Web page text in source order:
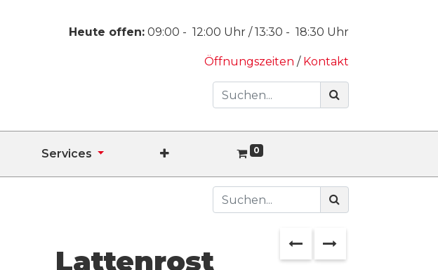
Heute offen: 09:00 - 12:00 Uhr /13:30 - 18:30 Uhr
Öffnungszeiten / Kontakt
Services 0
Lattenrost